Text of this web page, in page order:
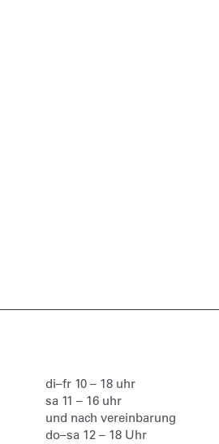
di–fr 10 – 18 uhr
sa 11 – 16 uhr
und nach vereinbarung
do–sa 12 – 18 Uhr